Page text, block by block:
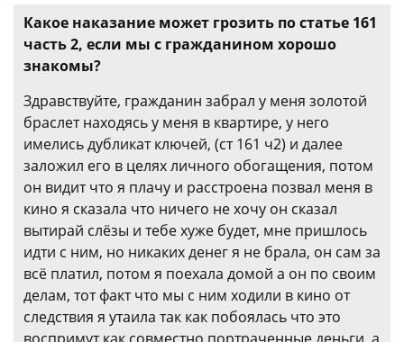
Какое наказание может грозить по статье 161
часть 2, если мы с гражданином хорошо
знакомы?
Здравствуйте, гражданин забрал у меня золотой
браслет находясь у меня в квартире, у него
имелись дубликат ключей, (ст 161 ч2) и далее
заложил его в целях личного обогащения, потом
он видит что я плачу и расстроена позвал меня в
кино я сказала что ничего не хочу он сказал
вытирай слёзы и тебе хуже будет, мне пришлось
идти с ним, но никаких денег я не брала, он сам за
всё платил, потом я поехала домой а он по своим
делам, тот факт что мы с ним ходили в кино от
следствия я утаила так как побоялась что это